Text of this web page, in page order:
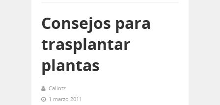
Consejos para
trasplantar
plantas
Calintz
1 marzo 2011